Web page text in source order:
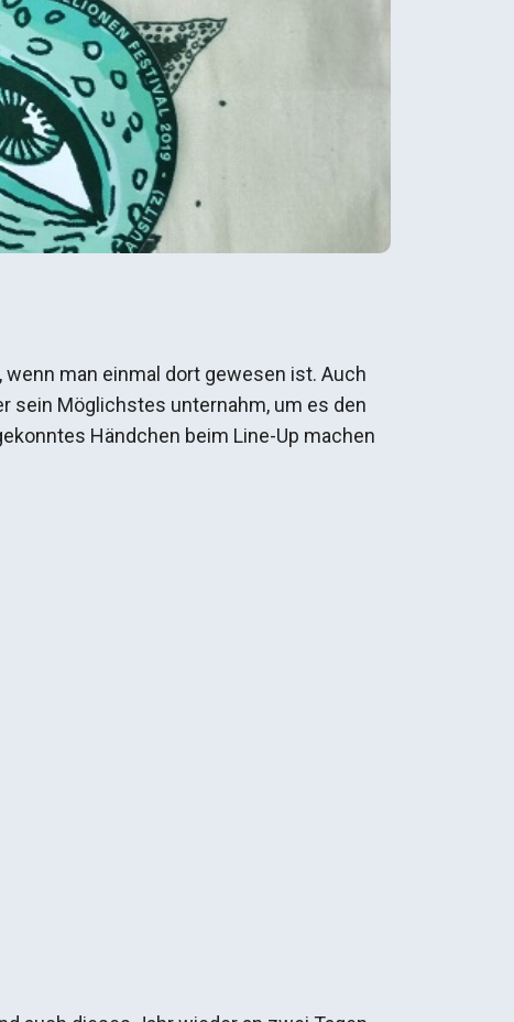
man einmal dort gewesen ist. Auch
sein Möglichstes unternahm, um es den
Händchen beim Line-Up machen